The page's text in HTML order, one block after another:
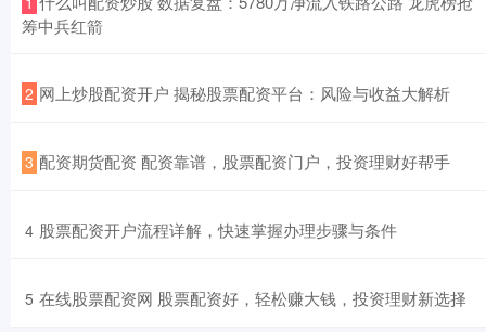
筹中兵红箭
2 ​网上炒股配资开户 揭秘股票配资平台：风险与收益大解析
3 ​配资期货配资 配资靠谱，股票配资门户，投资理财好帮手
4 ​股票配资开户流程详解，快速掌握办理步骤与条件
5 ​在线股票配资网 股票配资好，轻松赚大钱，投资理财新选择